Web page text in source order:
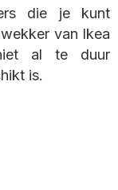
die je kunt
van Ikea
al te duur
is.